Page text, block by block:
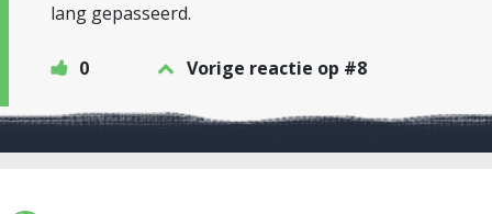
lang gepasseerd.
0 Vorige reactie op #8